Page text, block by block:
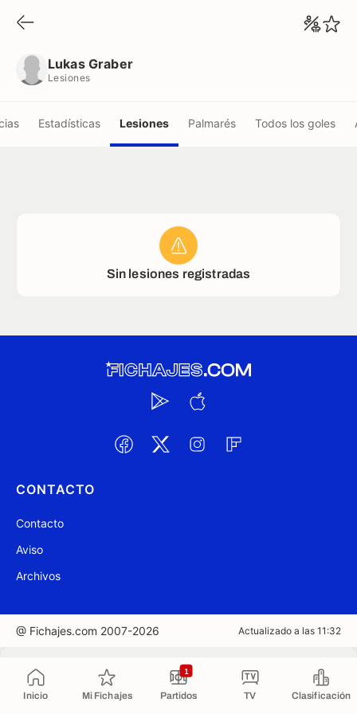
Inicio Mi Fichajes Partidos
1
TV Clasificación
Lukas Graber
Lesiones
Estadísticas Lesiones Palmarés Todos los goles
Sin lesiones registradas
CONTACTO
Contacto
Aviso
Archivos
@ Fichajes.com 2007-2026 Actualizado a las 11:32